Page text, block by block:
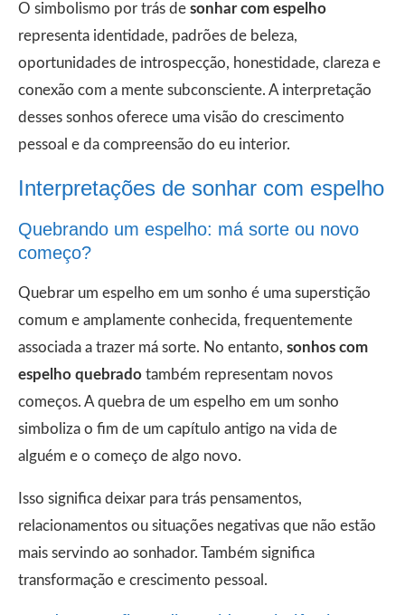
O simbolismo por trás de sonhar com espelho
representa identidade, padrões de beleza,
oportunidades de introspecção, honestidade, clareza e
conexão com a mente subconsciente. A interpretação
desses sonhos oferece uma visão do crescimento
pessoal e da compreensão do eu interior.
Interpretações de sonhar com espelho
Quebrando um espelho: má sorte ou novo
começo?
Quebrar um espelho em um sonho é uma superstição
comum e amplamente conhecida, frequentemente
associada a trazer má sorte. No entanto, sonhos com
espelho quebrado também representam novos
começos. A quebra de um espelho em um sonho
simboliza o fim de um capítulo antigo na vida de
alguém e o começo de algo novo.
Isso significa deixar para trás pensamentos,
relacionamentos ou situações negativas que não estão
mais servindo ao sonhador. Também significa
transformação e crescimento pessoal.